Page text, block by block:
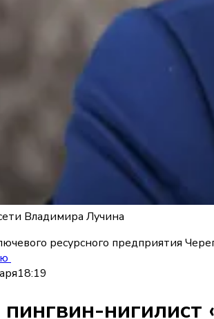
Владимира Лучина
ресурсного предприятия
18:19
нигилист